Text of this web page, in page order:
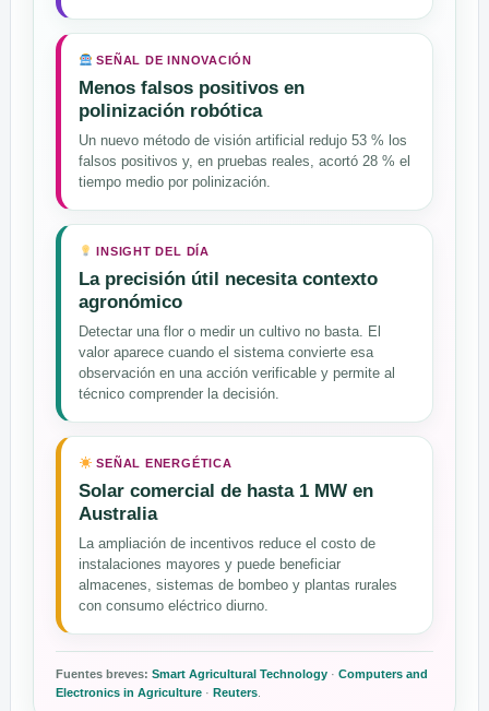
SEÑAL DE INNOVACIÓN
Menos falsos positivos en
polinización robótica
Un nuevo método de visión artificial redujo 53 % los
falsos positivos y, en pruebas reales, acortó 28 % el
tiempo medio por polinización.
INSIGHT DEL DÍA
La precisión útil necesita contexto
agronómico
Detectar una flor o medir un cultivo no basta. El
valor aparece cuando el sistema convierte esa
observación en una acción verificable y permite al
técnico comprender la decisión.
SEÑAL ENERGÉTICA
Solar comercial de hasta 1 MW en
Australia
La ampliación de incentivos reduce el costo de
instalaciones mayores y puede beneficiar
almacenes, sistemas de bombeo y plantas rurales
con consumo eléctrico diurno.
Fuentes breves: Smart Agricultural Technology · Computers and
Electronics in Agriculture · Reuters